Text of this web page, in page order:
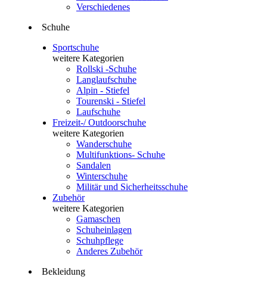
Verschiedenes
Schuhe
Sportschuhe
weitere Kategorien
Rollski -Schuhe
Langlaufschuhe
Alpin - Stiefel
Tourenski - Stiefel
Laufschuhe
Freizeit-/ Outdoorschuhe
weitere Kategorien
Wanderschuhe
Multifunktions- Schuhe
Sandalen
Winterschuhe
Militär und Sicherheitsschuhe
Zubehör
weitere Kategorien
Gamaschen
Schuheinlagen
Schuhpflege
Anderes Zubehör
Bekleidung